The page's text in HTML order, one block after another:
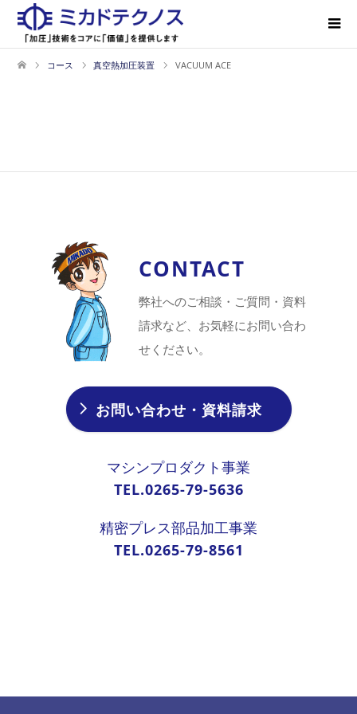
コース 真空熱加圧装置 VACUUM ACE
CONTACT
弊社へのご相談・ご質問・資料
請求など、お気軽にお問い合わ
せください。
お問い合わせ・資料請求
マシンプロダクト事業
TEL.0265-79-5636
精密プレス部品加工事業
TEL.0265-79-8561